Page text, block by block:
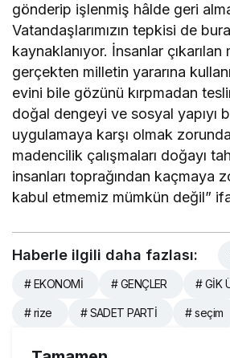
gönderip işlenmiş hâlde geri
Vatandaşlarımızın tepkisi de
kaynaklanıyor. İnsanlar çıkarılan
gerçekten milletin yararına
evini bile gözünü kırpmadan
doğal dengeyi ve sosyal yapıyı
uygulamaya karşı olmak
madencilik çalışmaları doğayı
insanları toprağından kaçmaya
kabul etmemiz mümkün değil”
Haberle ilgili daha fazlası:
# EKONOMİ # GENÇLER # GİK
# rize # SADET PARTİ # seçim